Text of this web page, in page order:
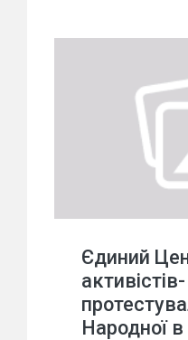
Єдиний
активістів-
Народної